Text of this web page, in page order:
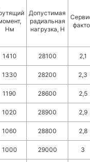
Нм
Допустимая
радиальная
нагрузка, Н
1410 28100 2,1
1330 28200 2,3
1190 28600 2,5
1020 28900 2,9
1060 28800 2,8
1000 29000 3